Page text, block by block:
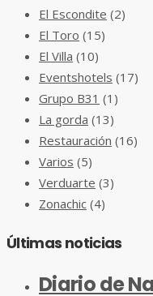
El Escondite (2)
El Toro (15)
El Villa (10)
Eventshotels (17)
Grupo B31 (1)
La gorda (13)
Restauración (16)
Varios (5)
Verduarte (3)
Zonachic (4)
Últimas noticias
Diario de